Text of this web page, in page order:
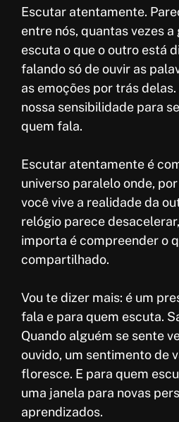
Escutar atentamente.
entre nós, quantas vezes
escuta o que o outro está
falando só de ouvir as
as emoções por trás
nossa sensibilidade para
quem fala.
Escutar atentamente é
universo paralelo onde,
você vive a realidade da
relógio parece
importa é compreender o
compartilhado.
Vou te dizer mais: é um
fala e para quem escuta.
Quando alguém se sente
ouvido, um sentimento de
floresce. E para quem
uma janela para novas
aprendizados.